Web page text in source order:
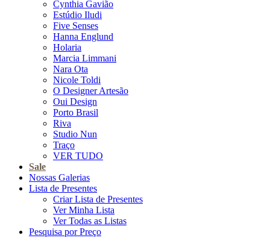
Cynthia Gavião
Estúdio Iludi
Five Senses
Hanna Englund
Holaria
Marcia Limmani
Nara Ota
Nicole Toldi
O Designer Artesão
Oui Design
Porto Brasil
Riva
Studio Nun
Traço
VER TUDO
Sale
Nossas Galerias
Lista de Presentes
Criar Lista de Presentes
Ver Minha Lista
Ver Todas as Listas
Pesquisa por Preço